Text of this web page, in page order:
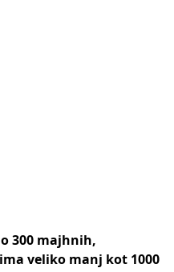
300 majhnih,
veliko manj kot 1000